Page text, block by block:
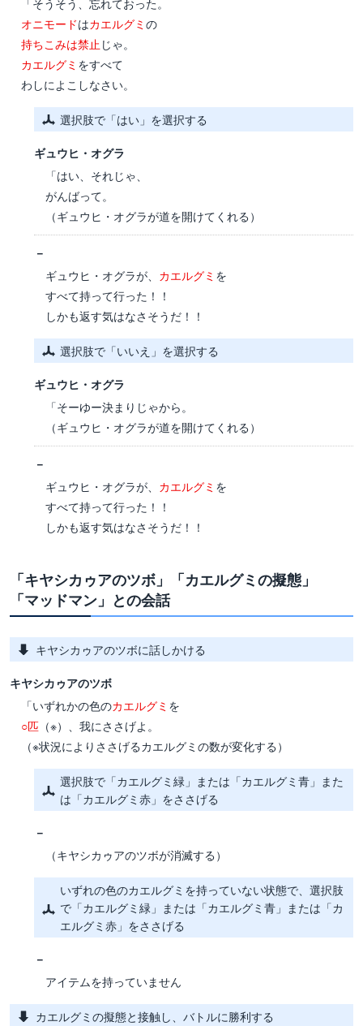
「そうそう、忘れておった。
オニモードはカエルグミの
持ちこみは禁止 じゃ。
カエルグミ をすべて
わしによこしなさい。
選択肢で「はい」を選択する
ギュウヒ・オグラ
「はい、それじゃ、
がんばって。
（ギュウヒ・オグラが道を開けてくれる）
－
ギュウヒ・オグラが、 カエルグミ を
すべて持って行った！！
しかも返す気はなさそうだ！！
選択肢で「いいえ」を選択する
ギュウヒ・オグラ
「そーゆー決まりじゃから。
（ギュウヒ・オグラが道を開けてくれる）
－
ギュウヒ・オグラが、 カエルグミ を
すべて持って行った！！
しかも返す気はなさそうだ！！
「キヤシカゥアのツボ」「カエルグミの擬態」
「マッドマン」との会話
キヤシカゥアのツボに話しかける
キヤシカゥアのツボ
「いずれかの色のカエルグミ を
○匹 （※）、我にささげよ。
（※状況によりささげるカエルグミの数が変化する）
選択肢で「カエルグミ緑」または「カエルグミ青」また
は「カエルグミ赤」をささげる
－
（キヤシカゥアのツボが消滅する）
いずれの色のカエルグミを持っていない状態で、選択肢
で「カエルグミ緑」または「カエルグミ青」または「カ
エルグミ赤」をささげる
－
アイテムを持っていません
カエルグミの擬態と接触し、バトルに勝利する